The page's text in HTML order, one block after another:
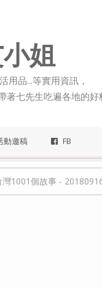
姐
用品...等實用資訊，
七先生吃遍各地的好
動邀稿 FB
1001個故事 - 20180916 東森新聞 台灣1001個故事-四代老魚行的新生命、有溫度的思念食堂思念、笑著人生起落的酥皮肉圓、婆媳相疼的烤